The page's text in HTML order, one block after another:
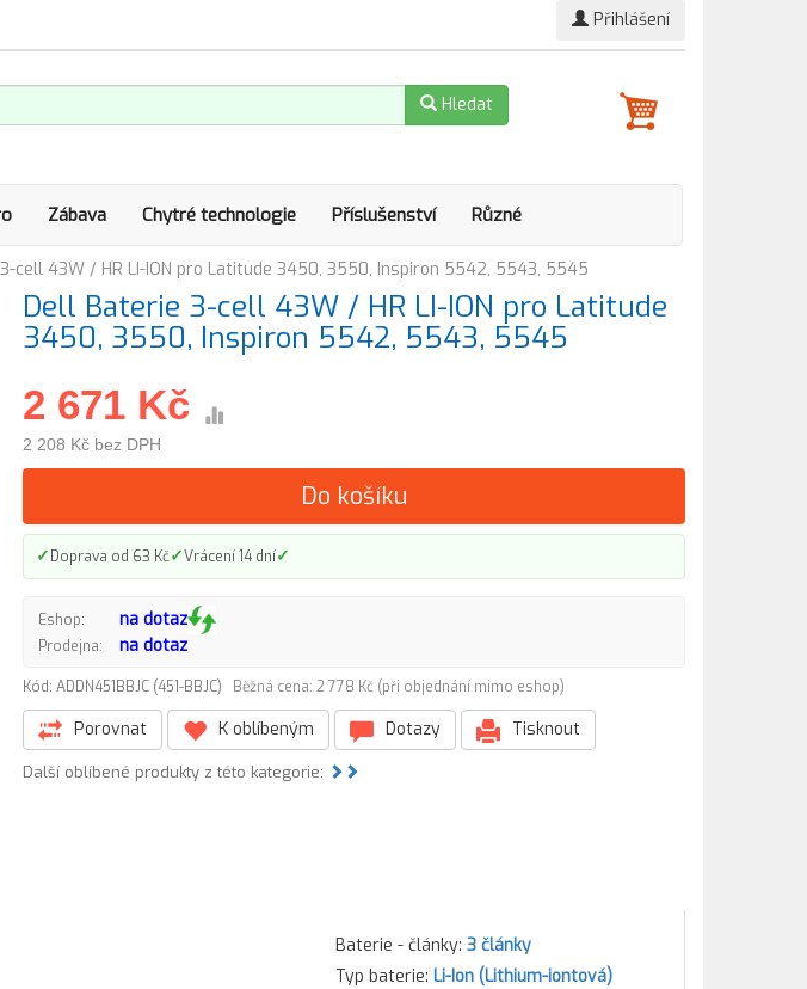
Přihlášení
Hledat
Zábava Chytré technologie Příslušenství Různé
cell 43W / HR LI-ION pro Latitude 3450, 3550, Inspiron 5542, 5543, 5545
Dell Baterie 3-cell 43W / HR LI-ION pro Latitude
3450, 3550, Inspiron 5542, 5543, 5545
2 671 Kč
2 208 Kč bez DPH
Do košíku
✓Doprava od 63 Kč✓Vrácení 14 dní✓
Eshop: na dotaz
Prodejna: na dotaz
Kód: ADDN451BBJC (451-BBJC) Běžná cena: 2 778 Kč (při objednání mimo eshop)
Porovnat K oblíbeným Dotazy Tisknout
Další oblíbené produkty z této kategorie:
Baterie - články: 3 články
Typ baterie: Li-Ion (Lithium-iontová)